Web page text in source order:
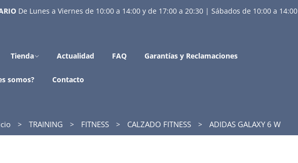
De Lunes a Viernes de 10:00 a 14:00 y de 17:00 a 20:30 | Sábados de 10:00 a 14:00
Tienda Actualidad FAQ Garantías y Reclamaciones
somos? Contacto
TRAINING FITNESS CALZADO FITNESS ADIDAS GALAXY 6 W